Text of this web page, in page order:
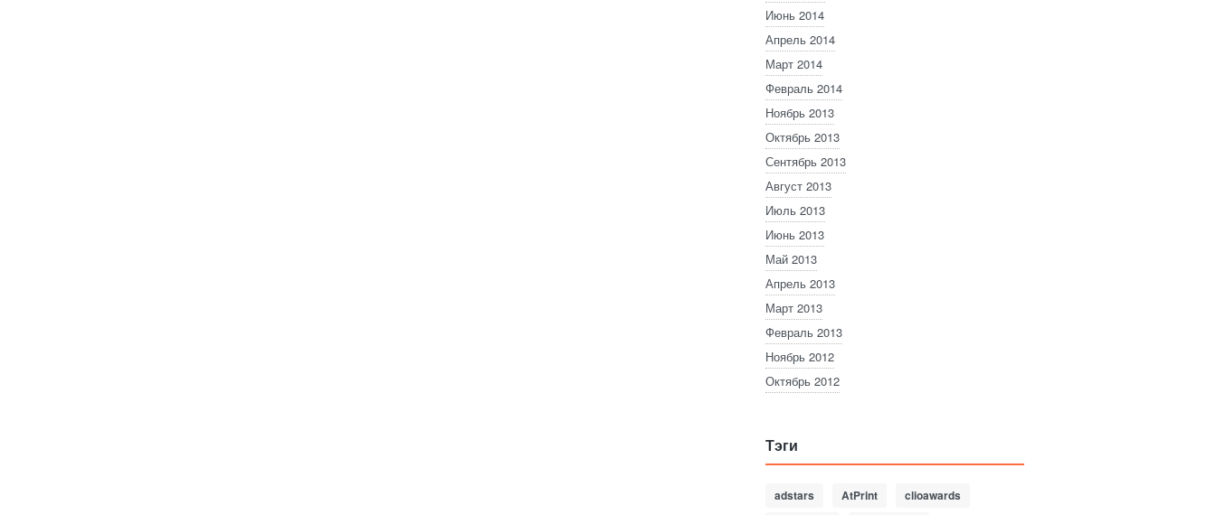
Июнь 2014
Апрель 2014
Март 2014
Февраль 2014
Ноябрь 2013
Октябрь 2013
Сентябрь 2013
Август 2013
Июль 2013
Июнь 2013
Май 2013
Апрель 2013
Март 2013
Февраль 2013
Ноябрь 2012
Октябрь 2012
Тэги
adstars AtPrint
clioawards